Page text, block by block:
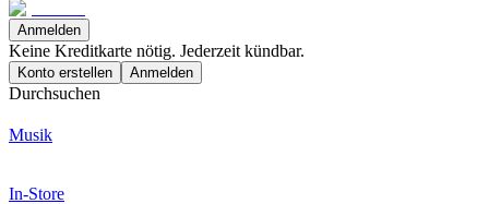
Anmelden
Keine Kreditkarte nötig. Jederzeit kündbar.
Konto erstellen Anmelden
Durchsuchen
Musik
In-Store